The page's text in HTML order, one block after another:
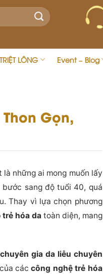
TRIỆT LÔNG Event – Blog
Gọn,
những ai mong muốn lấy
sang độ tuổi 40, quá
Thay vì lựa chọn phương
trẻ hóa da toàn diện, mang
chuyên gia da liễu chuyên
cáccông nghệ trẻ hóa